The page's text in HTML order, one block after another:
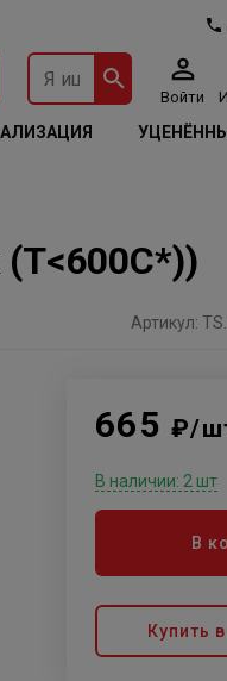
Войти
Артикул:
665 ₽/
В наличии: 2 шт
В
Купить